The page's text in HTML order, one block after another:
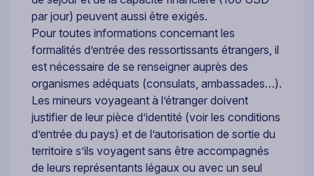
par jour) peuvent aussi être exigés.
Pour toutes informations concernant les
formalités d’entrée des ressortissants étrangers, il
est nécessaire de se renseigner auprès des
organismes adéquats (consulats, ambassades…).
Les mineurs voyageant à l’étranger doivent
justifier de leur pièce d’identité (voir les conditions
d’entrée du pays) et de l’autorisation de sortie du
territoire s’ils voyagent sans être accompagnés
de leurs représentants légaux ou avec un seul